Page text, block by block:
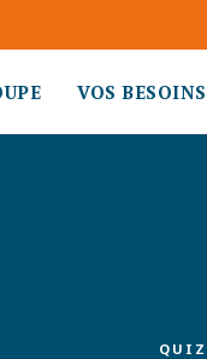
VOS BESOINS